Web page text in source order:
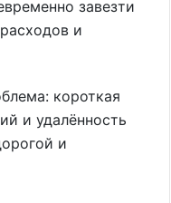
завезти
и
короткая
и удалённость
и